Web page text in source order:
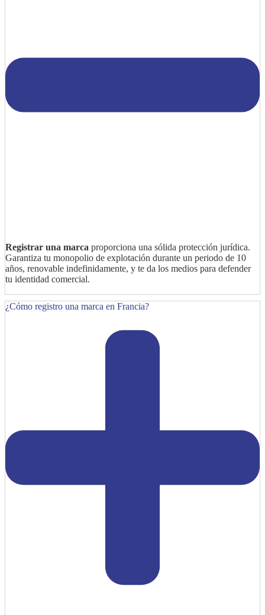
Registrar una marca proporciona una sólida protección jurídica.
Garantiza tu monopolio de explotación durante un periodo de 10
años, renovable indefinidamente, y te da los medios para defender
tu identidad comercial.
¿Cómo registro una marca en Francia?